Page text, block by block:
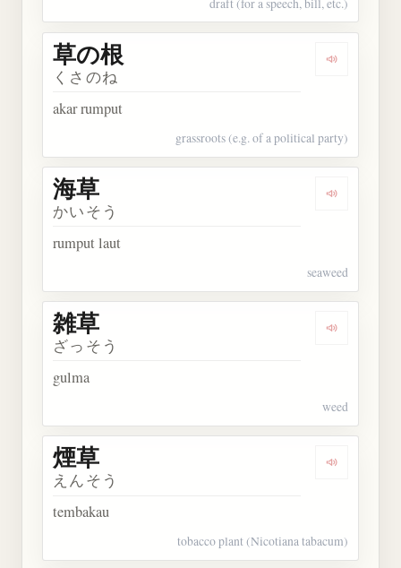
Dengarkan
草の根
くさのね
akar rumput
grassroots (e.g. of a political party)
Dengarkan
海草
かいそう
rumput laut
seaweed
Dengarkan
雑草
ざっそう
gulma
weed
Dengarkan
煙草
えんそう
tembakau
tobacco plant (Nicotiana tabacum)